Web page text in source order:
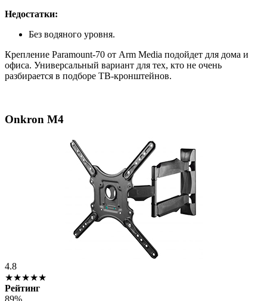
Недостатки:
Без водяного уровня.
Крепление Paramount-70 от Arm Media подойдет для дома и
офиса. Универсальный вариант для тех, кто не очень
разбирается в подборе ТВ-кронштейнов.
Onkron M4
4.8
★★★★★
Рейтинг
89%